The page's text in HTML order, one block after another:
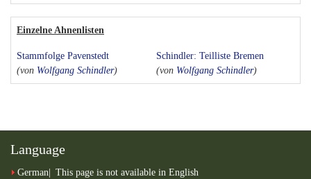
Einzelne Ahnenlisten
Stammfolge Pavenstedt
(von Wolfgang Schindler)
Schindler: Teilliste Bremen
(von Wolfgang Schindler)
Language
German This page is not available in English